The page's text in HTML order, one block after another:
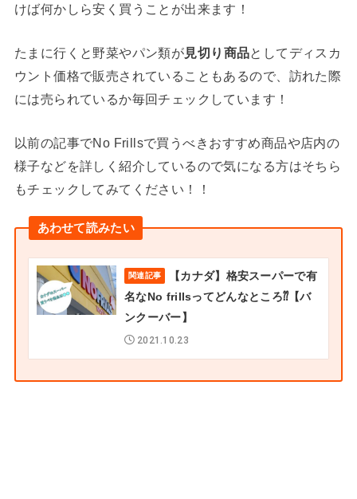
けば何かしら安く買うことが出来ます！
たまに行くと野菜やパン類が見切り商品としてディスカ
ウント価格で販売されていることもあるので、訪れた際
には売られているか毎回チェックしています！
以前の記事でNo Frillsで買うべきおすすめ商品や店内の
様子などを詳しく紹介しているので気になる方はそちら
もチェックしてみてください！！
あわせて読みたい
関連記事
【カナダ】格安スーパーで有
名なNo frillsってどんなところ⁇【バ
ンクーバー】
2021.10.23